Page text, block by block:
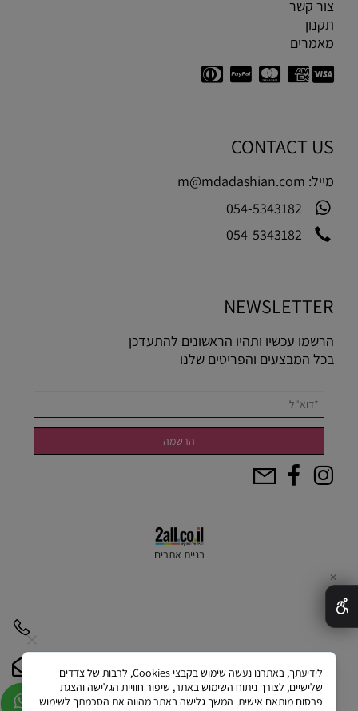
צור קשר
תקנון
מאמרים
CONTACT US
מייל: m@mdadashian.com
054-5343182
054-5343182
NEWSLETTER
הרשמו עכשיו ותהיו הראשונים להתעדכן
בכל המבצעים והפריטים שלנו
בניית אתרים
✕
לידיעתך, באתרנו נעשה שימוש בקבצי Cookies, לרבות של צדדים
שלישיים, לצורך ניתוח השימוש באתר, שיפור חוויית הגלישה והצגת
פרסום מותאם אישית. המשך גלישה באתר מהווה את הסכמתך לשימוש